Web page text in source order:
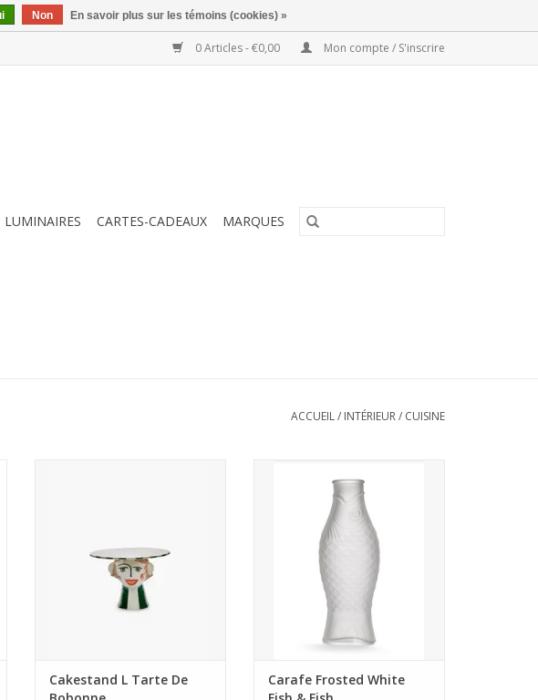
0 Articles - €0,00 Mon compte / S'inscrire
LUMINAIRES CARTES-CADEAUX MARQUES
ACCUEIL/ INTÉRIEUR/ CUISINE
sculptural en forme de totem
transforme n'importe quel
gâteau ou plat en une pièce
maîtresse audacieuse, c
Cakestand L Tarte De
Fish&Fish, composée d'une
carafe et d'un verre en forme de
poisson. Fort de son succès,
Serax enrichit la collection avec
une carafe en verre dépoli
également en forme de poisson.
Matériau : verre
Dimensions du produit (
AJOUTER AU PANIER
Carafe Frosted White
Non En savoir plus sur les témoins (cookies) »